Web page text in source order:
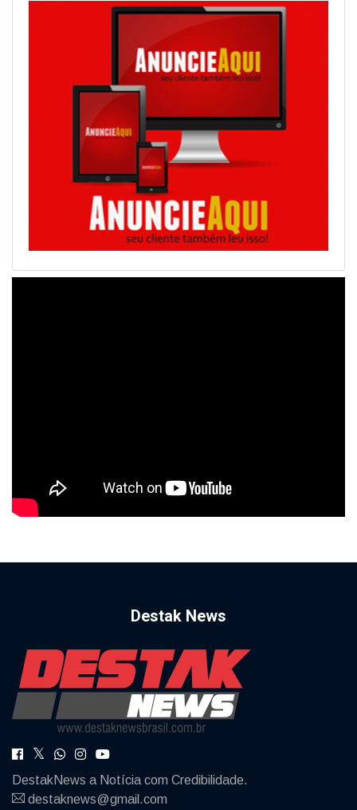
Destak News
DestakNews a Notícia com Credibilidade.
destaknews@gmail.com